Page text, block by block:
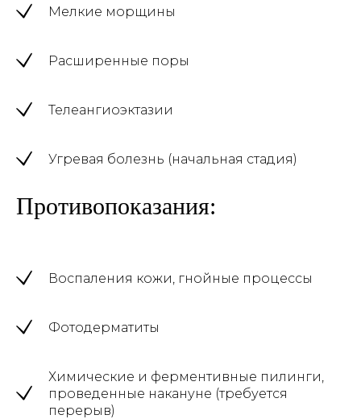
Мелкие морщины
Расширенные поры
Телеангиоэктазии
Угревая болезнь (начальная стадия)
Противопоказания:
Воспаления кожи, гнойные процессы
Фотодерматиты
Химические и ферментивные пилинги,
проведенные накануне (требуется
перерыв)